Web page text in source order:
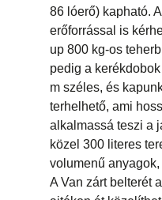
86 lóerő) kapható.
erőforrással is
up 800 kg-os
pedig a
m széles, és
terhelhető, ami
alkalmassá teszi a
közel 300 literes
volumenű
A Van zárt belterét